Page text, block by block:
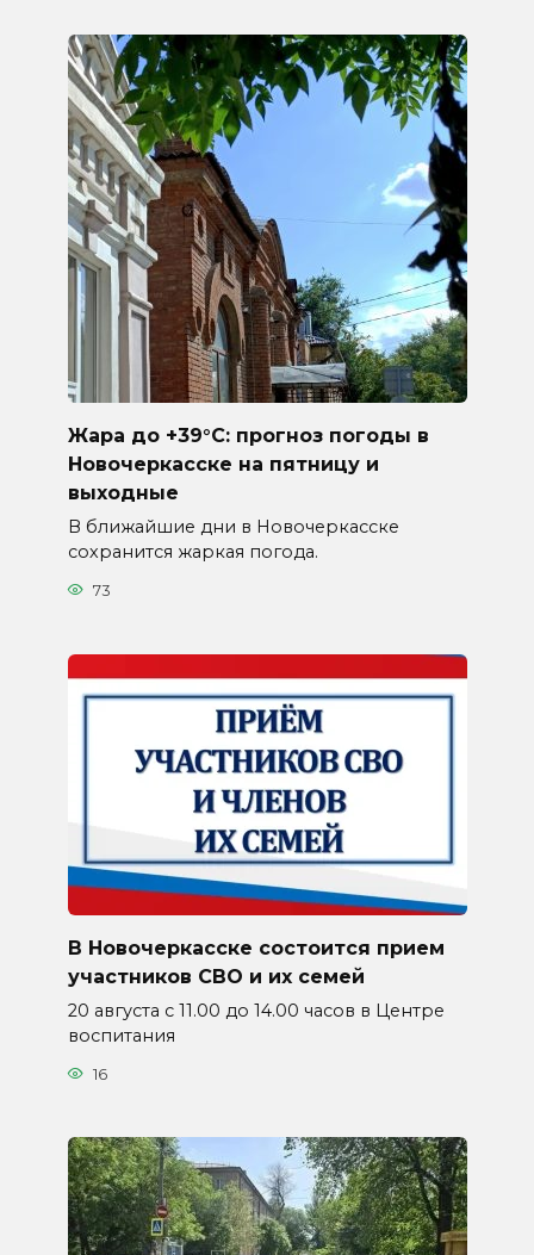
Жара до +39°C: прогноз погоды в
Новочеркасске на пятницу и
выходные
В ближайшие дни в Новочеркасске
сохранится жаркая погода.
73
В Новочеркасске состоится прием
участников СВО и их семей
20 августа с 11.00 до 14.00 часов в Центре
воспитания
16